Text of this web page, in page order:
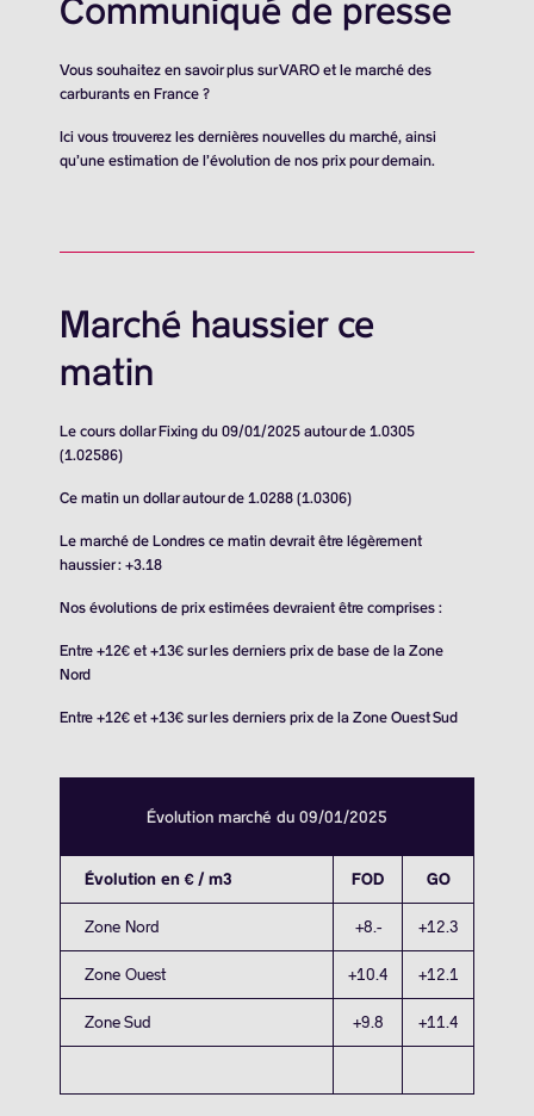
Communiqué de presse
Vous souhaitez en savoir plus sur VARO et le marché des
carburants en France ?
Ici vous trouverez les dernières nouvelles du marché, ainsi
qu’une estimation de l’évolution de nos prix pour demain.
Marché haussier ce
matin
Le cours dollar Fixing du 09/01/2025 autour de 1.0305
(1.02586)
Ce matin un dollar autour de 1.0288 (1.0306)
Le marché de Londres ce matin devrait être légèrement
haussier : +3.18
Nos évolutions de prix estimées devraient être comprises :
Entre +12€ et +13€ sur les derniers prix de base de la Zone
Nord
Entre +12€ et +13€ sur les derniers prix de la Zone Ouest Sud
Évolution marché du 09/01/2025
Évolution en € / m3 FOD GO
Zone Nord +8.- +12.3
Zone Ouest +10.4 +12.1
Zone Sud +9.8 +11.4